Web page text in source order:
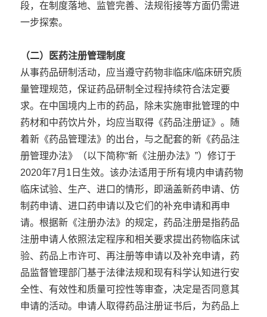
段，在制度落地、监管完善、法规衔接等方面仍需进
一步探索。
（二）医药注册管理制度
从事药品研制活动，应当遵守药物非临床/临床研究质
量管理规范，保证药品研制全过程持续符合法定要
求。在中国境内上市的药品，除未实施审批管理的中
药材和中药饮片外，均应当取得《药品注册证》。随
着新《药品管理法》的出台，与之配套的新《药品注
册管理办法》（以下简称“新《注册办法》”）修订于
2020年7月1日生效。该办法适用于所有境内申请药物
临床试验、生产、进口的情形，即涵盖新药申请、仿
制药申请、进口药申请以及它们的补充申请和再申
请。根据新《注册办法》的规定，药品注册是指药品
注册申请人依照法定程序和相关要求提出药物临床试
验、药品上市许可、再注册等申请以及补充申请，药
品监督管理部门基于法律法规和现有科学认知进行安
全性、有效性和质量可控性等审查，决定是否同意其
申请的活动。申请人取得药品注册证书后，为药品上